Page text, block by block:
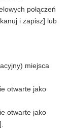
połączeń
i zapisz] lub
miejsca
otwarte jako
otwarte jako